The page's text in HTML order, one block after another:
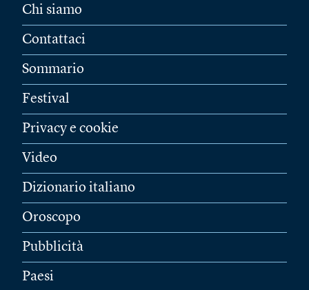
Chi siamo
Contattaci
Sommario
Festival
Privacy e cookie
Video
Dizionario italiano
Oroscopo
Pubblicità
Paesi